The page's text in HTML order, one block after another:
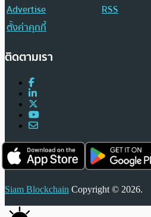
Advertise
RSS
ตั้งค่าคุกกี้
ติดตามเรา
Siam Blockchain Copyright © 2026.